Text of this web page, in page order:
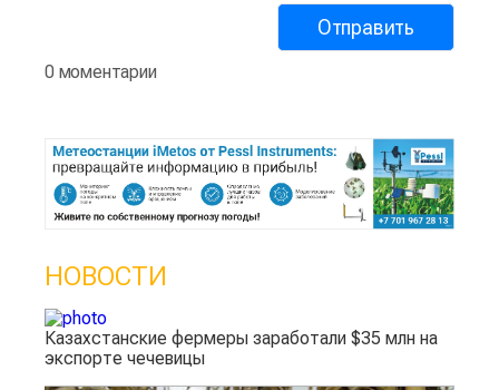
0 моментарии
НОВОСТИ
Казахстанские фермеры заработали $35 млн на
экспорте чечевицы